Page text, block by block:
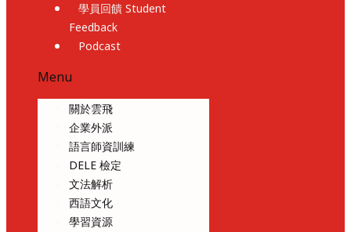
學員回饋 Student
Feedback
Podcast
Menu
關於雲飛
企業外派
語言師資訓練
DELE 檢定
文法解析
西語文化
學習資源